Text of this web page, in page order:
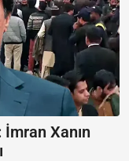
İmran Xanın